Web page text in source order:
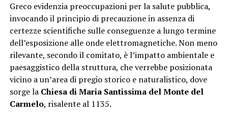
Greco evidenzia preoccupazioni per la salute pubblica,
invocando il principio di precauzione in assenza di
certezze scientifiche sulle conseguenze a lungo termine
dell’esposizione alle onde elettromagnetiche. Non meno
rilevante, secondo il comitato, è l’impatto ambientale e
paesaggistico della struttura, che verrebbe posizionata
vicino a un’area di pregio storico e naturalistico, dove
sorge la Chiesa di Maria Santissima del Monte del
Carmelo, risalente al 1135.